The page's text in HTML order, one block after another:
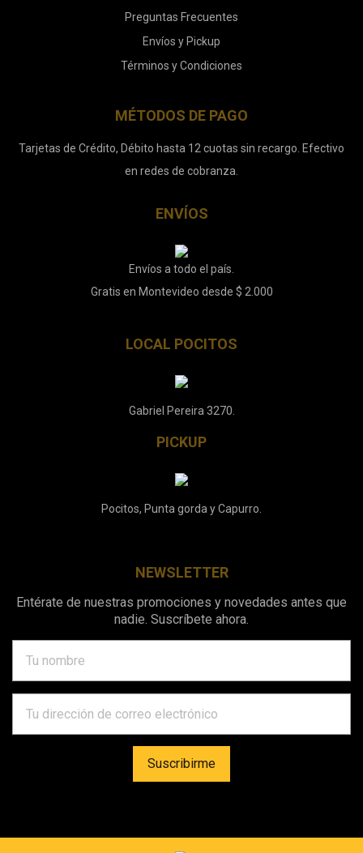
Preguntas Frecuentes
Envíos y Pickup
Términos y Condiciones
MÉTODOS DE PAGO
Tarjetas de Crédito, Débito hasta 12 cuotas sin recargo. Efectivo
en redes de cobranza.
ENVÍOS
Envíos a todo el país.
Gratis en Montevideo desde $ 2.000
LOCAL POCITOS
Gabriel Pereira 3270.
PICKUP
Pocitos, Punta gorda y Capurro.
NEWSLETTER
Entérate de nuestras promociones y novedades antes que
nadie. Suscríbete ahora.